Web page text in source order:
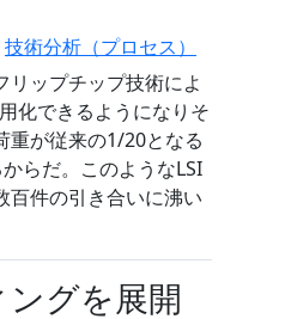
技術分析（プロセス）
リップチップ技術によ
化できるようになりそ
重が従来の1/20となる
らだ。このようなLSI
百件の引き合いに沸い
グを展開